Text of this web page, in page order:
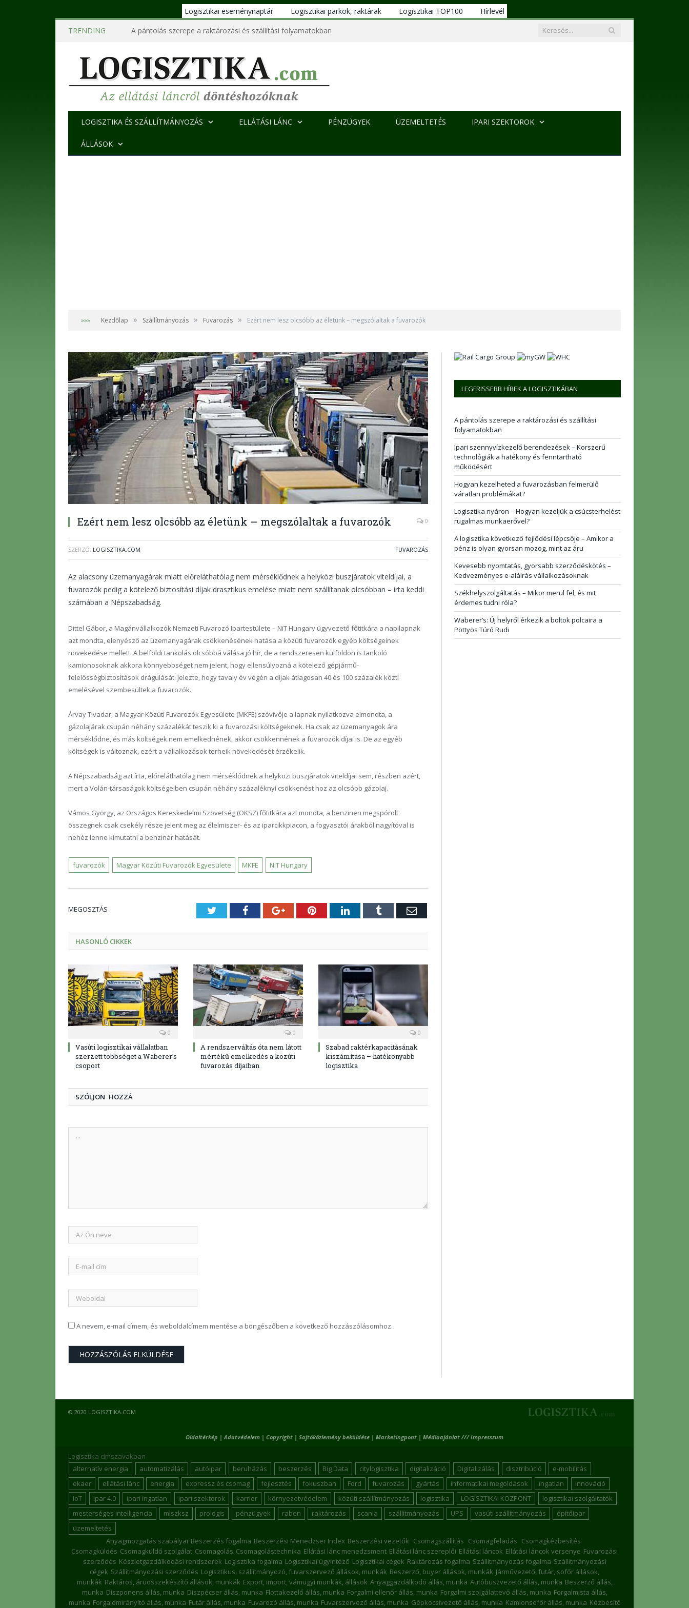
Logisztikai eseménynaptár Logisztikai parkok, raktárak Logisztikai TOP100
Hírlevél
TRENDING
A pántolás szerepe a raktározási és szállítási folyamatokban
LOGISZTIKA ÉS SZÁLLÍTMÁNYOZÁS ELLÁTÁSI LÁNC PÉNZÜGYEK ÜZEMELTETÉS IPARI SZEKTOROK
ÁLLÁSOK
»»» Kezdőlap » Szállítmányozás » Fuvarozás » Ezért nem lesz olcsóbb az életünk – megszólaltak a fuvarozók
Ezért nem lesz olcsóbb az életünk – megszólaltak a fuvarozók 0
SZERZŐ: LOGISZTIKA.COM FUVAROZÁS
Az alacsony üzemanyagárak miatt előreláthatólag nem mérséklődnek a helyközi buszjáratok viteldíjai, a
fuvarozók pedig a kötelező biztosítási díjak drasztikus emelése miatt nem szállítanak olcsóbban – írta keddi
számában a Népszabadság.
Dittel Gábor, a Magánvállalkozók Nemzeti Fuvarozó Ipartestülete – NiT Hungary ügyvezető főtitkára a napilapnak
azt mondta, elenyésző az üzemanyagárak csökkenésének hatása a közúti fuvarozók egyéb költségeinek
növekedése mellett. A belföldi tankolás olcsóbbá válása jó hír, de a rendszeresen külföldön is tankoló
kamionosoknak akkora könnyebbséget nem jelent, hogy ellensúlyozná a kötelező gépjármű-
felelősségbiztosítások drágulását. Jelezte, hogy tavaly év végén a díjak átlagosan 40 és 100 százalék közti
emelésével szembesültek a fuvarozók.
Árvay Tivadar, a Magyar Közúti Fuvarozók Egyesülete (MKFE) szóvivője a lapnak nyilatkozva elmondta, a
gázolajárak csupán néhány százalékát teszik ki a fuvarozási költségeknek. Ha csak az üzemanyagok ára
mérséklődne, és más költségek nem emelkednének, akkor csökkennének a fuvarozók díjai is. De az egyéb
költségek is változnak, ezért a vállalkozások terheik növekedését érzékelik.
A Népszabadság azt írta, előreláthatólag nem mérséklődnek a helyközi buszjáratok viteldíjai sem, részben azért,
mert a Volán-társaságok költségeiben csupán néhány százaléknyi csökkenést hoz az olcsóbb gázolaj.
Vámos György, az Országos Kereskedelmi Szövetség (OKSZ) főtitkára azt mondta, a benzinen megspórolt
összegnek csak csekély része jelent meg az élelmiszer- és az iparcikkpiacon, a fogyasztói árakból nagyítóval is
nehéz lenne kimutatni a benzinár hatását.
fuvarozók Magyar Közúti Fuvarozók Egyesülete MKFE NiT Hungary
MEGOSZTÁS TwitterFacebookGoogle+PinterestLinkedInTumblr E-
HASONLÓ CIKKEK
0
Vasúti logisztikai vállalatban
szerzett többséget a Waberer’s
csoport
0
A rendszerváltás óta nem látott
mértékű emelkedés a közúti
fuvarozás díjaiban
0
Szabad raktérkapacitásának
kiszámítása – hatékonyabb
logisztika
SZÓLJON HOZZÁ
A nevem, e-mail címem, és weboldalcímem mentése a böngészőben a következő hozzászólásomhoz.
LEGFRISSEBB HÍREK A LOGISZTIKÁBAN
A pántolás szerepe a raktározási és szállítási
folyamatokban
Ipari szennyvízkezelő berendezések – Korszerű
technológiák a hatékony és fenntartható
működésért
Hogyan kezelheted a fuvarozásban felmerülő
váratlan problémákat?
Logisztika nyáron – Hogyan kezeljük a csúcsterhelést
rugalmas munkaerővel?
A logisztika következő fejlődési lépcsője – Amikor a
pénz is olyan gyorsan mozog, mint az áru
Kevesebb nyomtatás, gyorsabb szerződéskötés –
Kedvezményes e-aláírás vállalkozásoknak
Székhelyszolgáltatás – Mikor merül fel, és mit
érdemes tudni róla?
Waberer’s: Új helyről érkezik a boltok polcaira a
Pöttyös Túró Rudi
© 2020 LOGISZTIKA.COM
Oldaltérkép | Adatvédelem | Copyright | Sajtóközlemény beküldése | Marketingpont | Médiaajánlat /// Impresszum
Logisztika címszavakban
alternatív energia
automatizálás autóipar beruházás beszerzés Big Data citylogisztika digitalizáció Digitalizálás disztribúció
e-mobilitás
ekaer
ellátási lánc energia expressz és csomag fejlesztés fokuszban Ford fuvarozás gyártás informatikai megoldások ingatlan
innováció
IoT
Ipar 4.0 ipari ingatlan ipari szektorok karrier környezetvédelem közúti szállítmányozás logisztika LOGISZTIKAI KÖZPONT
logisztikai szolgáltatók
mesterséges intelligencia
mlszksz prologis pénzügyek raben raktározás scania szállítmányozás UPS vasúti szállítmányozás
építőipar
üzemeltetés
Anyagmozgatás szabályai Beszerzés fogalma Beszerzési Menedzser Index Beszerzési vezetők Csomagszállítás Csomagfeladás Csomagkézbesítés
Csomagküldés Csomagküldő szolgálat Csomagolás Csomagolástechnika Ellátási lánc menedzsment Ellátási lánc szereplői Ellátási láncok Ellátási láncok versenye Fuvarozási
szerződés Készletgazdálkodási rendszerek Logisztika fogalma Logisztikai ügyintéző Logisztikai cégek Raktározás fogalma Szállítmányozás fogalma Szállítmányozási
cégek Szállítmányozási szerződés Logisztikus, szállítmányozó, fuvarszervező állások, munkák Beszerző, buyer állások, munkák Járművezető, futár, sofőr állások,
munkák Raktáros, áruösszekészítő állások, munkák Export, import, vámügyi munkák, állások Anyaggazdálkodó állás, munka Autóbuszvezető állás, munka Beszerző állás,
munka Diszponens állás, munka Diszpécser állás, munka Flottakezelő állás, munka Forgalmi ellenőr állás, munka Forgalmi szolgálattevő állás, munka Forgalmista állás,
munka Forgalomirányító állás, munka Futár állás, munka Fuvarozó állás, munka Fuvarszervező állás, munka Gépkocsivezető állás, munka Kamionsofőr állás, munka Kézbesítő